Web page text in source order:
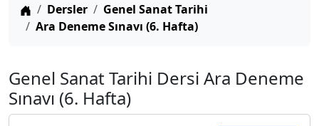
Anasayfa
Dersler
Genel Sanat Tarihi
Ara Deneme Sınavı (6. Hafta)
Genel Sanat Tarihi Dersi Ara Deneme
Sınavı (6. Hafta)